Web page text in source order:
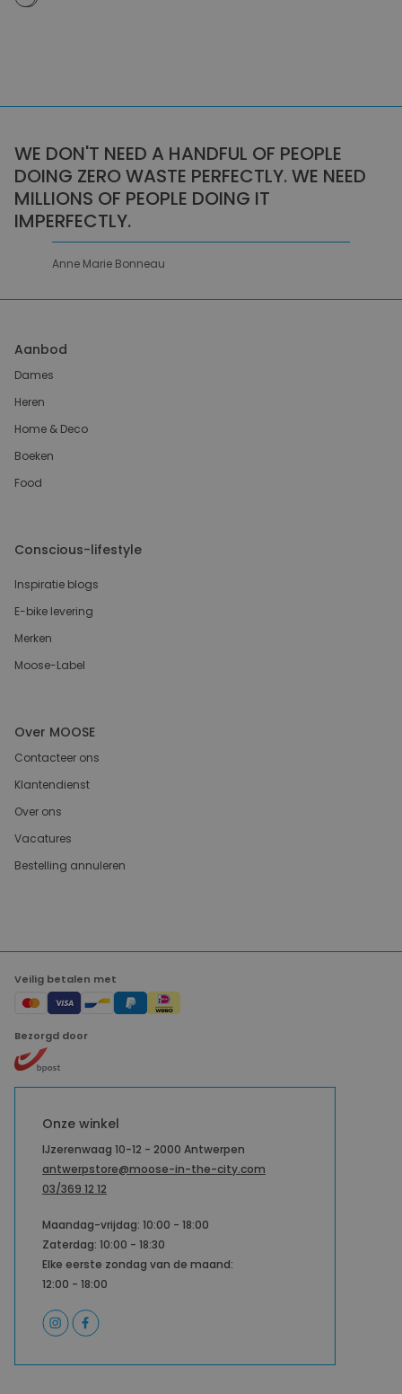
WE DON'T NEED A HANDFUL OF PEOPLE
DOING ZERO WASTE PERFECTLY. WE NEED
MILLIONS OF PEOPLE DOING IT
IMPERFECTLY.
Anne Marie Bonneau
Aanbod
Dames
Heren
Home & Deco
Boeken
Food
Conscious-lifestyle
Inspiratie blogs
E-bike levering
Merken
Moose-Label
Over MOOSE
Contacteer ons
Klantendienst
Over ons
Vacatures
Bestelling annuleren
Veilig betalen met
Bezorgd door
Onze winkel
IJzerenwaag 10-12 - 2000 Antwerpen
antwerpstore@moose-in-the-city.com
03/369 12 12
Maandag-vrijdag: 10:00 - 18:00
Zaterdag: 10:00 - 18:30
Elke eerste zondag van de maand:
12:00 - 18:00